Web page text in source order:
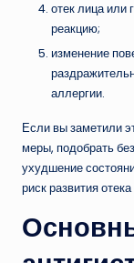
отек лица или
реакцию;
изменение
аллергии.
Если вы заметили
меры, подобрать
ухудшение
риск развития